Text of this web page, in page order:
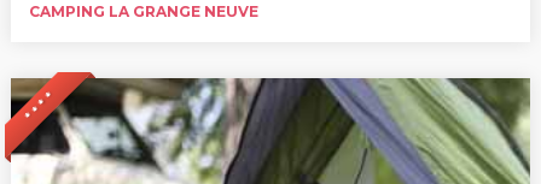
CAMPING LA GRANGE NEUVE
* * * *